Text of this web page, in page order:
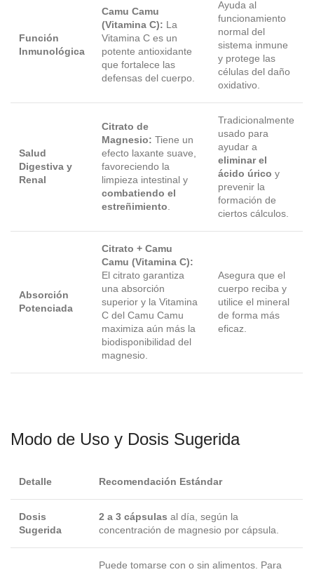
Función
Inmunológica
Camu Camu
(Vitamina C): La
Vitamina C es un
potente antioxidante
que fortalece las
defensas del cuerpo.
Ayuda al
funcionamiento
normal del
sistema inmune
y protege las
células del daño
oxidativo.
Salud
Digestiva y
Renal
Citrato de
Magnesio: Tiene un
efecto laxante suave,
favoreciendo la
limpieza intestinal y
combatiendo el
estreñimiento
Tradicionalmente
usado para
ayudar a
eliminar el
ácido úrico y
prevenir la
formación de
ciertos cálculos.
Absorción
Potenciada
Citrato + Camu
Camu (Vitamina C):
El citrato garantiza
una absorción
superior y la Vitamina
C del Camu Camu
maximiza aún más la
biodisponibilidad del
magnesio.
Asegura que el
cuerpo reciba y
utilice el mineral
de forma más
eficaz.
Modo de Uso y Dosis Sugerida
Detalle Recomendación Estándar
Dosis
Sugerida
2 a 3 cápsulas al día, según la
concentración de magnesio por cápsula.
Puede tomarse con o sin alimentos. Para